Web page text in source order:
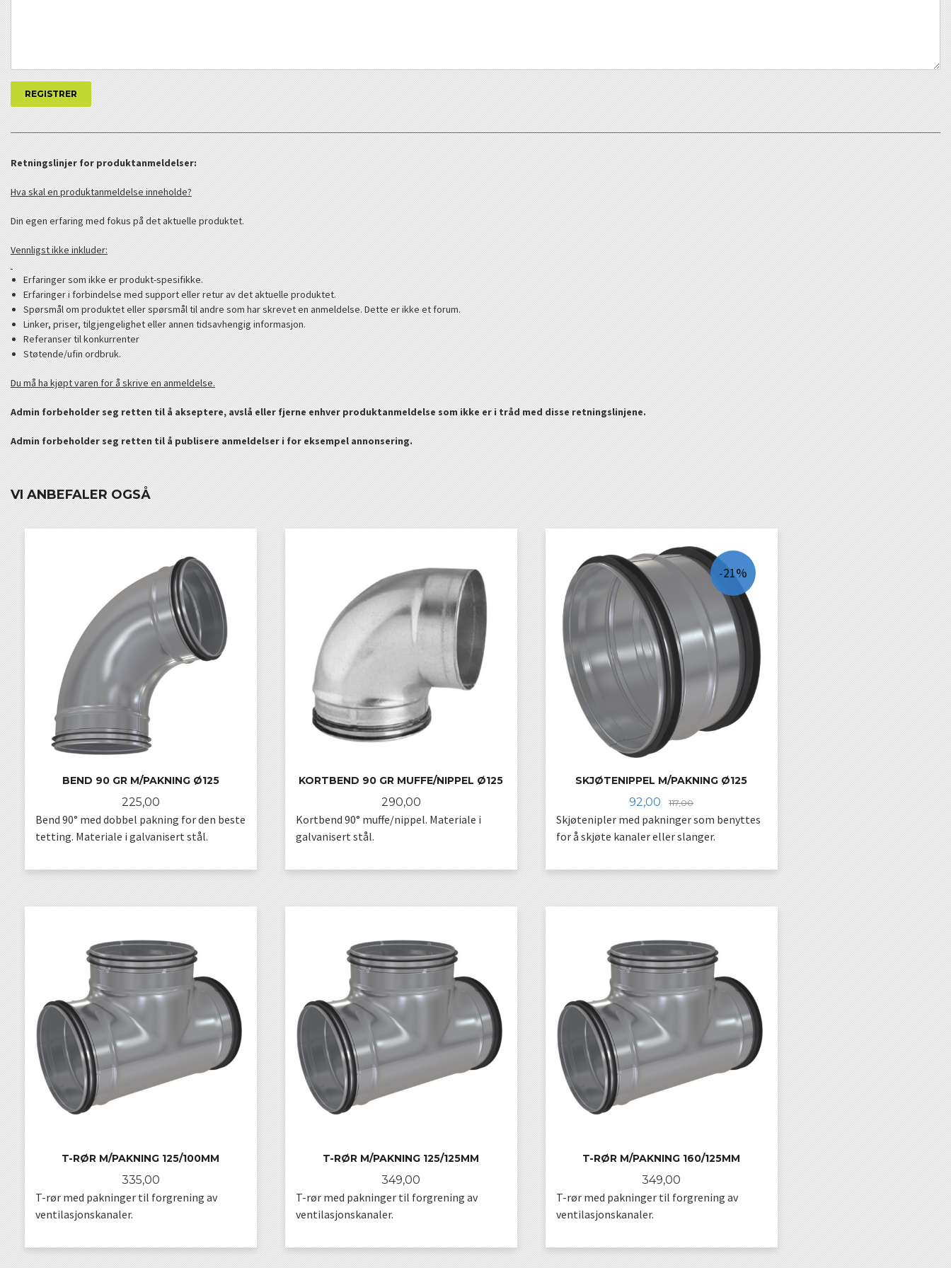
Retningslinjer for produktanmeldelser:
Hva skal en produktanmeldelse inneholde?
Din egen erfaring med fokus på det aktuelle produktet.
Vennligst ikke inkluder:
Erfaringer som ikke er produkt-spesifikke.
Erfaringer i forbindelse med support eller retur av det aktuelle produktet.
Spørsmål om produktet eller spørsmål til andre som har skrevet en anmeldelse. Dette er ikke et forum.
Linker, priser, tilgjengelighet eller annen tidsavhengig informasjon.
Referanser til konkurrenter
Støtende/ufin ordbruk.
Du må ha kjøpt varen for å skrive en anmeldelse.
Admin forbeholder seg retten til å akseptere, avslå eller fjerne enhver produktanmeldelse som ikke er i tråd med disse retningslinjene.
Admin forbeholder seg retten til å publisere anmeldelser i for eksempel annonsering.
VI ANBEFALER OGSÅ
BEND 90 GR M/PAKNING Ø125
Pris
225,00
KJØP
Bend 90° med dobbel pakning for den beste
tetting. Materiale i galvanisert stål.
KORTBEND 90 GR MUFFE/NIPPEL Ø125
Pris
290,00
KJØP
Kortbend 90° muffe/nippel. Materiale i
galvanisert stål.
SKJØTENIPPEL M/PAKNING Ø125
Tilbud
92,00 117,00Rabatt
-21%
KJØP
Skjøtenipler med pakninger som benyttes
for å skjøte kanaler eller slanger.
T-RØR M/PAKNING 125/100MM
Pris
335,00
KJØP
T-rør med pakninger til forgrening av
ventilasjonskanaler.
T-RØR M/PAKNING 125/125MM
Pris
349,00
KJØP
T-rør med pakninger til forgrening av
ventilasjonskanaler.
T-RØR M/PAKNING 160/125MM
Pris
349,00
KJØP
T-rør med pakninger til forgrening av
ventilasjonskanaler.